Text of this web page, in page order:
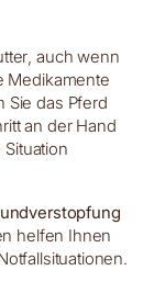
auch wenn
Medikamente
Sie das Pferd
an der Hand
helfen Ihnen